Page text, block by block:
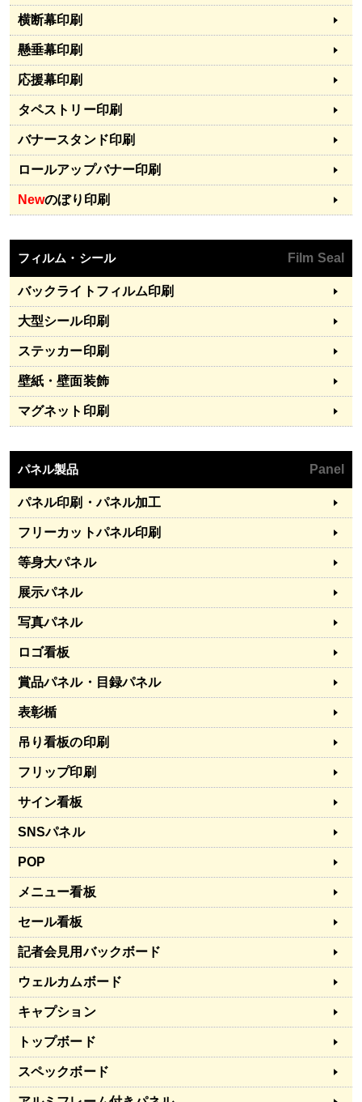
横断幕印刷
懸垂幕印刷
応援幕印刷
タペストリー印刷
バナースタンド印刷
ロールアップバナー印刷
Newのぼり印刷
フィルム・シール Film Seal
バックライトフィルム印刷
大型シール印刷
ステッカー印刷
壁紙・壁面装飾
マグネット印刷
パネル製品 Panel
パネル印刷・パネル加工
フリーカットパネル印刷
等身大パネル
展示パネル
写真パネル
ロゴ看板
賞品パネル・目録パネル
表彰楯
吊り看板の印刷
フリップ印刷
サイン看板
SNSパネル
POP
メニュー看板
セール看板
記者会見用バックボード
ウェルカムボード
キャプション
トップボード
スペックボード